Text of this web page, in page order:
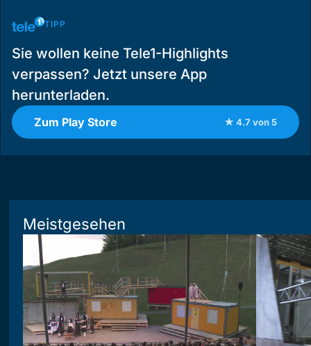
TIPP
Sie wollen keine Tele1-Highlights
verpassen? Jetzt unsere App
herunterladen.
Zum Play Store ★ 4.7 von 5
Meistgesehen